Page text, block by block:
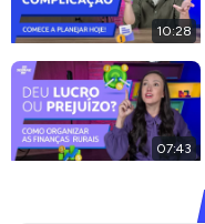
10:28
07:43